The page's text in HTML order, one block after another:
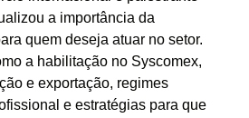
a importância da
quem deseja atuar no setor.
a habilitação no Syscomex,
e exportação, regimes
e estratégias para que